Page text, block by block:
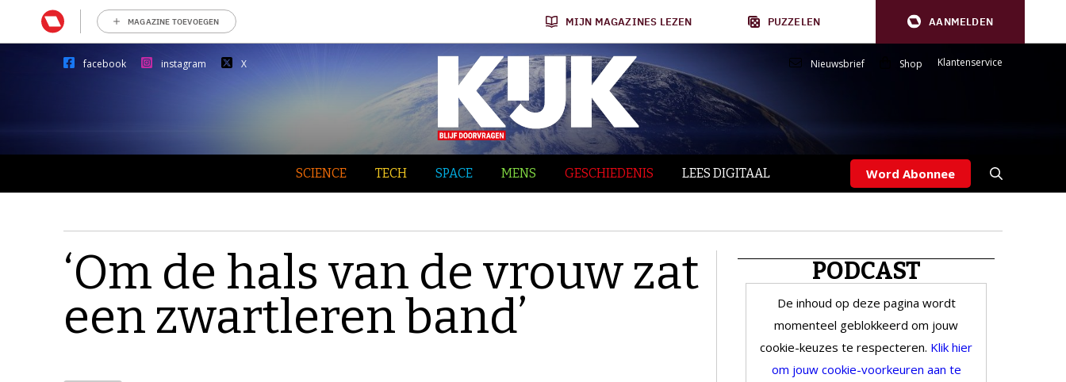
MAGAZINE TOEVOEGEN MIJN MAGAZINES LEZEN PUZZELEN AANMELDEN
facebook instagram X Nieuwsbrief Shop Klantenservice
SCIENCE TECH SPACE MENS GESCHIEDENIS LEES DIGITAAL Word Abonnee
‘Om de hals van de vrouw zat
een zwartleren band’
PODCAST
De inhoud op deze pagina wordt
momenteel geblokkeerd om jouw
cookie-keuzes te respecteren. Klik hier
om jouw cookie-voorkeuren aan te